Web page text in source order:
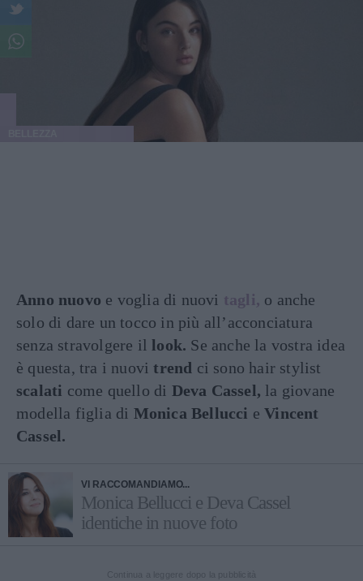
Anno nuovo e voglia di nuovi tagli, o anche
solo di dare un tocco in più all’acconciatura
senza stravolgere il look. Se anche la vostra idea
è questa, tra i nuovitrend ci sono hair stylist
scalati come quello di Deva Cassel, la giovane
modella figlia di Monica Bellucci eVincent
Cassel.
VI RACCOMANDIAMO...
Monica Bellucci e Deva Cassel
identiche in nuove foto